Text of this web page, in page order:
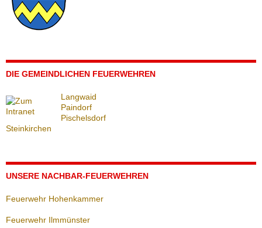
DIE GEMEINDLICHEN FEUERWEHREN
Langwaid
Paindorf
Pischelsdorf
Steinkirchen
UNSERE NACHBAR-FEUERWEHREN
Feuerwehr Hohenkammer
Feuerwehr Ilmmünster